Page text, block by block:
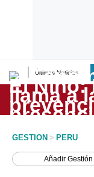
Últimas Noticias
Lo último
Peru Quiosco
GESTION > PERU
AñadirGestión